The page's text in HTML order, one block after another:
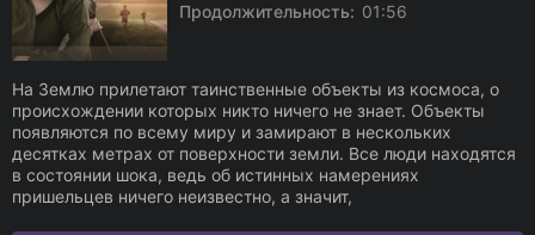
Продолжительность: 01:56
На Землю прилетают таинственные объекты из космоса, о
происхождении которых никто ничего не знает. Объекты
появляются по всему миру и замирают в нескольких
десятках метрах от поверхности земли. Все люди находятся
в состоянии шока, ведь об истинных намерениях
пришельцев ничего неизвестно, а значит,